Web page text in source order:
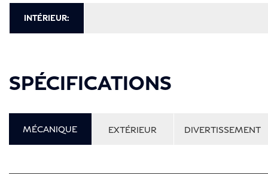
INTÉRIEUR:
SPÉCIFICATIONS
MÉCANIQUE EXTÉRIEUR DIVERTISSEMENT